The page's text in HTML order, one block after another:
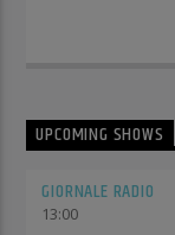
UPCOMING SHOWS
GIORNALE RADIO
13:00